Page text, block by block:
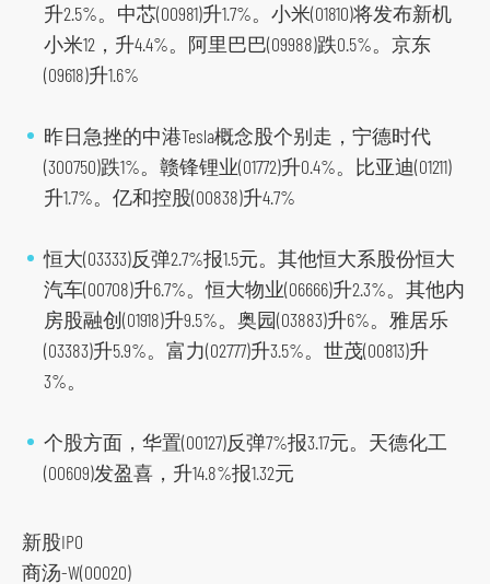
升2.5%。中芯(00981)升1.7%。小米(01810)将发布新机
小米12，升4.4%。阿里巴巴(09988)跌0.5%。京东
(09618)升1.6%
昨日急挫的中港Tesla概念股个别走，宁德时代
(300750)跌1%。赣锋锂业(01772)升0.4%。比亚迪(01211)
升1.7%。亿和控股(00838)升4.7%
恒大(03333)反弹2.7%报1.5元。其他恒大系股份恒大
汽车(00708)升6.7%。恒大物业(06666)升2.3%。其他内
房股融创(01918)升9.5%。奥园(03883)升6%。雅居乐
(03383)升5.9%。富力(02777)升3.5%。世茂(00813)升
3%。
个股方面，华置(00127)反弹7%报3.17元。天德化工
(00609)发盈喜，升14.8%报1.32元
新股IPO
商汤-W(00020)